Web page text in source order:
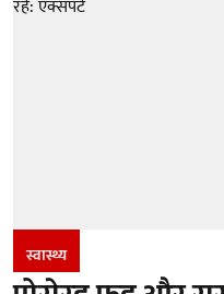
स्वास्थ्य